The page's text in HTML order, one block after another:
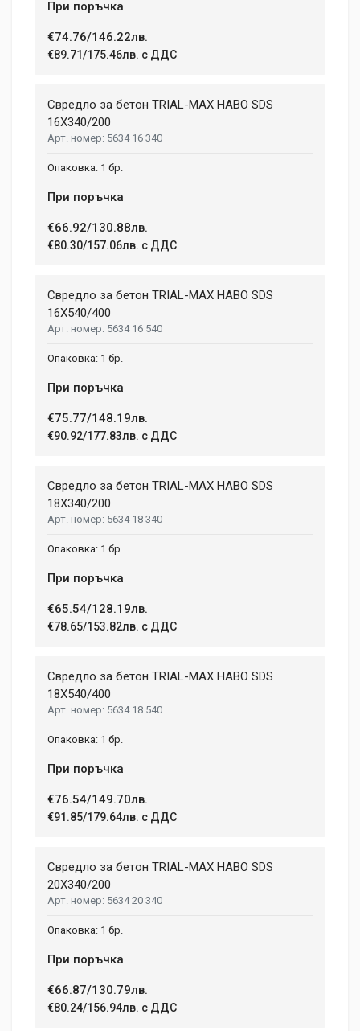
Post Your Review
При поръчка
€74.76/146.22лв.
€89.71/175.46лв. с ДДС
Свредло за бетон TRIAL-MAX HABO SDS
16X340/200
5634 16 340
1 бр.
При поръчка
€66.92/130.88лв.
€80.30/157.06лв. с ДДС
Свредло за бетон TRIAL-MAX HABO SDS
16X540/400
5634 16 540
1 бр.
При поръчка
€75.77/148.19лв.
€90.92/177.83лв. с ДДС
Свредло за бетон TRIAL-MAX HABO SDS
18X340/200
5634 18 340
1 бр.
При поръчка
€65.54/128.19лв.
€78.65/153.82лв. с ДДС
Свредло за бетон TRIAL-MAX HABO SDS
18X540/400
5634 18 540
1 бр.
При поръчка
€76.54/149.70лв.
€91.85/179.64лв. с ДДС
Свредло за бетон TRIAL-MAX HABO SDS
20X340/200
5634 20 340
1 бр.
При поръчка
€66.87/130.79лв.
€80.24/156.94лв. с ДДС